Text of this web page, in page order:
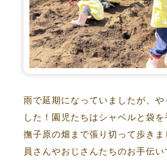
雨で延期になっていましたが、や
した！園児たちはシャベルと袋
撫子原の畑まで張り切って歩き
員さんやおじさんたちのお手伝